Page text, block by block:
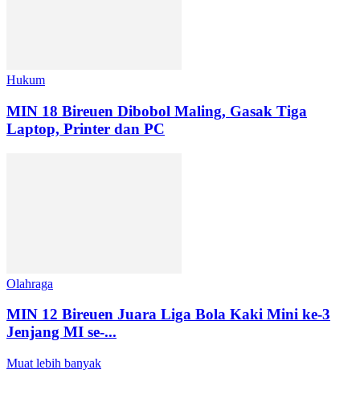
Hukum
MIN 18 Bireuen Dibobol Maling, Gasak Tiga
Laptop, Printer dan PC
Olahraga
MIN 12 Bireuen Juara Liga Bola Kaki Mini ke-3
Jenjang MI se-...
Muat lebih banyak